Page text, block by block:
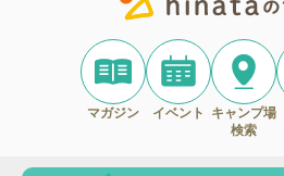
マガジン イベント
キャンプ場
検索